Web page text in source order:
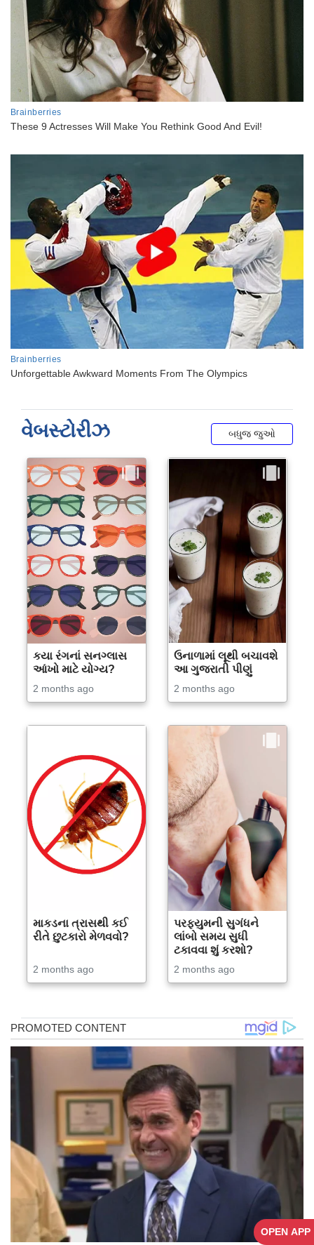
OPEN APP
વેબસ્ટોરીઝ બધુજ જુઓ
કયા રંગનાં સનગ્લાસ
આંખો માટે યોગ્ય?
2 months ago
ઉનાળામાં લૂથી બચાવશે
આ ગુજરાતી પીણું
2 months ago
માકડના ત્રાસથી કઈ
રીતે છુટકારો મેળવવો?
2 months ago
પરફ્યુમની સુગંધને
લાંબો સમય સુધી
ટકાવવા શું કરશો?
2 months ago